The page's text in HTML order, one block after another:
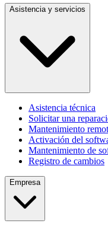
Asistencia y servicios
Asistencia técnica
Solicitar una
Mantenimiento
Activación del
Mantenimiento de
Registro de cambios
Empresa